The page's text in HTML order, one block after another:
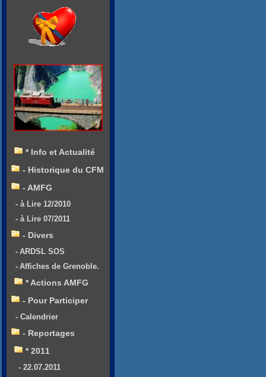
* Info et Actualité
- Historique du CFM
- AMFG
- à Lire 12/2010
- à Lire 07/2011
- Divers
- ARDSL SOS
- Affiches de Grenoble.
* Actions AMFG
- Pour Participer
- Calendrier
- Reportages
* 2011
- 22.07.2011